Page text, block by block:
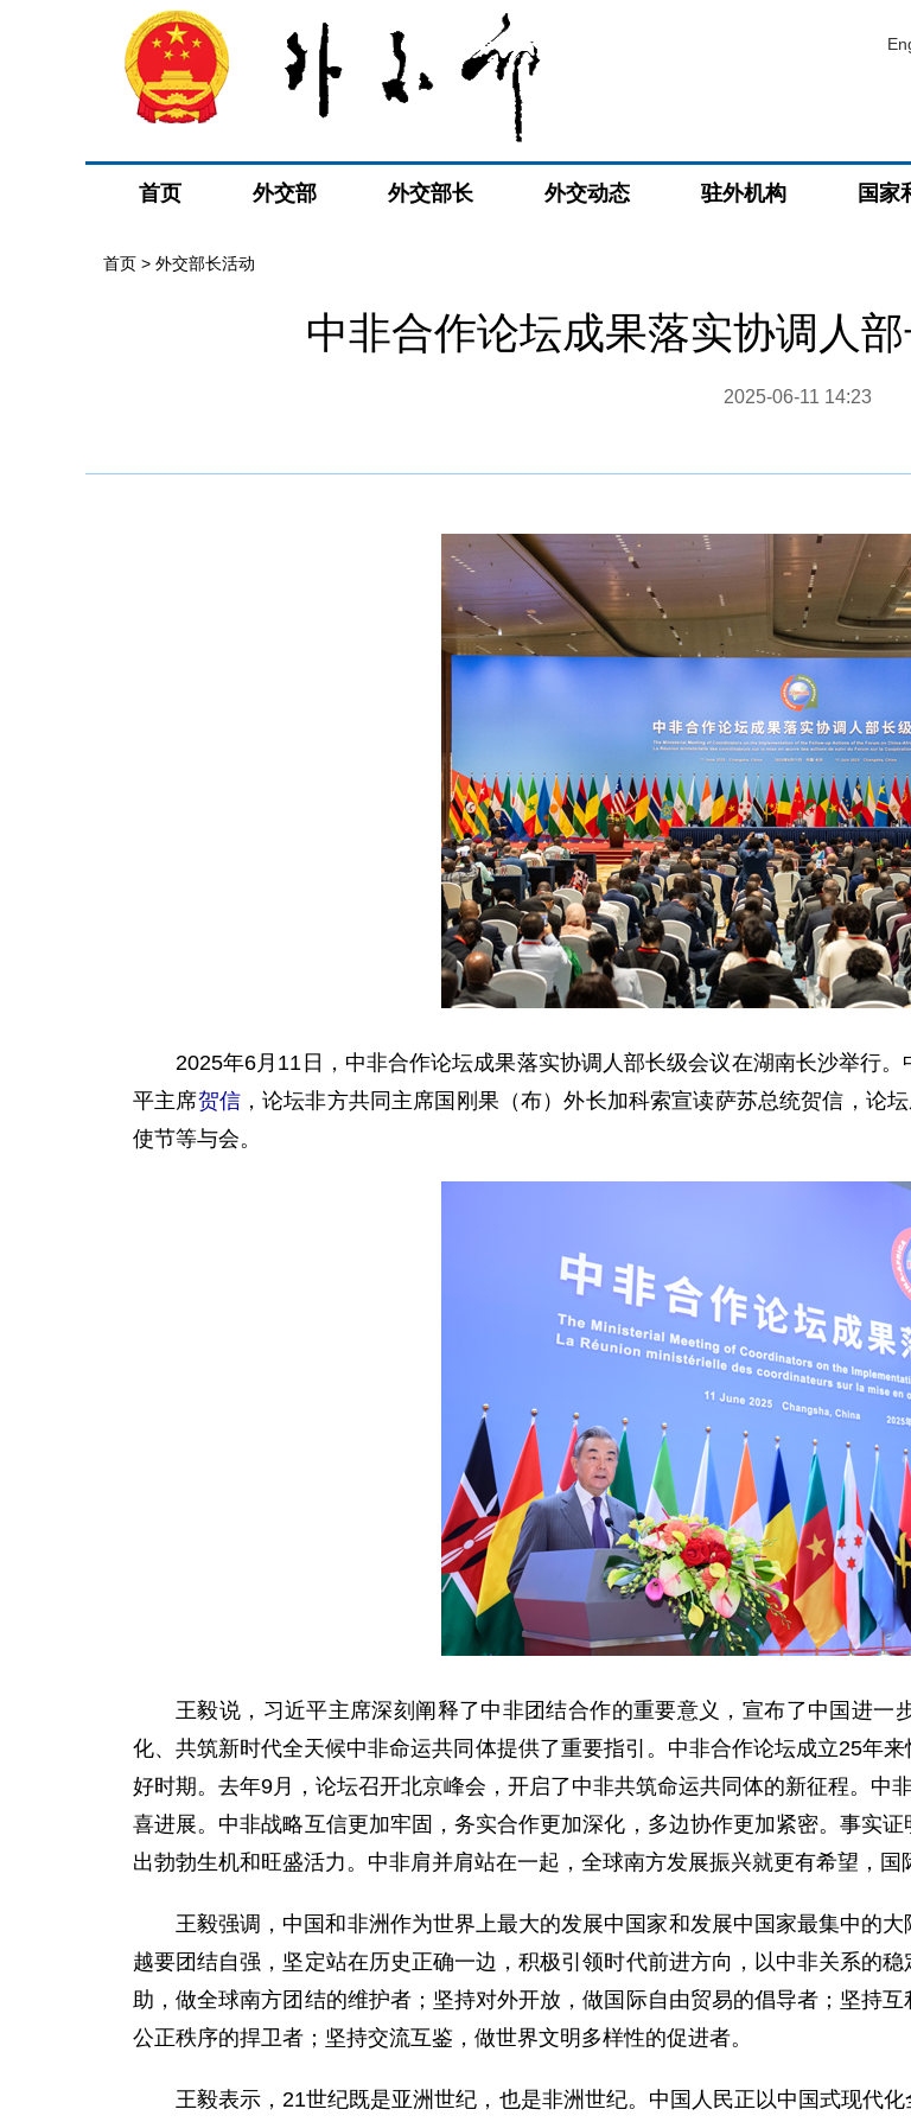
首页 外交部 外交部长 外交动态 驻外机构 国家
首页 > 外交部长活动
中非合作论坛成果落实协调人
2025-06-11 14:23
2025年6月11日，中非合作论坛成果落实协调人部长级会议在湖南长沙举行
平主席贺信，论坛非方共同主席国刚果（布）外长加科索宣读萨苏总统贺信，论
使节等与会。
王毅说，习近平主席深刻阐释了中非团结合作的重要意义，宣布了中国进
化、共筑新时代全天候中非命运共同体提供了重要指引。中非合作论坛成立25年
好时期。去年9月，论坛召开北京峰会，开启了中非共筑命运共同体的新征程。中
喜进展。中非战略互信更加牢固，务实合作更加深化，多边协作更加紧密。事实
出勃勃生机和旺盛活力。中非肩并肩站在一起，全球南方发展振兴就更有希望，国
王毅强调，中国和非洲作为世界上最大的发展中国家和发展中国家最集中的
越要团结自强，坚定站在历史正确一边，积极引领时代前进方向，以中非关系的
助，做全球南方团结的维护者；坚持对外开放，做国际自由贸易的倡导者；坚持
公正秩序的捍卫者；坚持交流互鉴，做世界文明多样性的促进者。
王毅表示，21世纪既是亚洲世纪，也是非洲世纪。中国人民正以中国式现代